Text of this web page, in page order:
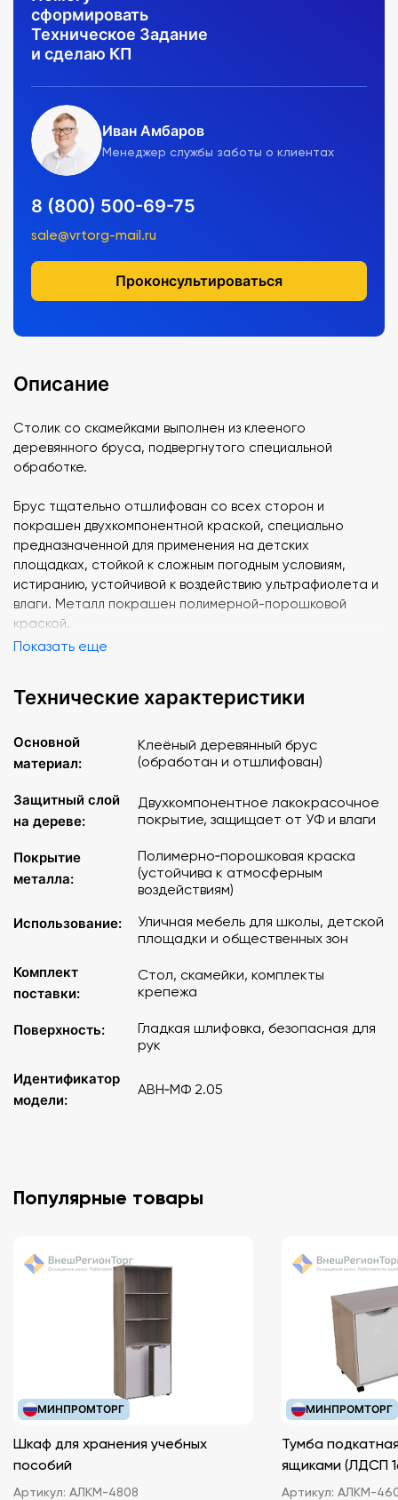
сформировать
Техническое Задание
и сделаю КП
Иван Амбаров
Менеджер службы заботы о клиентах
8 (800) 500-69-75
sale@vrtorg-mail.ru
Проконсультироваться
Описание
Столик со скамейками выполнен из клееного
деревянного бруса, подвергнутого специальной
обработке.
Брус тщательно отшлифован со всех сторон и
покрашен двухкомпонентной краской, специально
предназначенной для применения на детских
площадках, стойкой к сложным погодным условиям,
истиранию, устойчивой к воздействию ультрафиолета и
влаги. Металл покрашен полимерной-порошковой
краской.
Показать еще
Технические характеристики
Основной
материал:
Клеёный деревянный брус
(обработан и отшлифован)
Защитный слой
на дереве:
Двухкомпонентное лакокрасочное
покрытие, защищает от УФ и влаги
Покрытие
металла:
Полимерно‑порошковая краска
(устойчива к атмосферным
воздействиям)
Использование:
Уличная мебель для школы, детской
площадки и общественных зон
Комплект
поставки:
Стол, скамейки, комплекты
крепежа
Поверхность:
Гладкая шлифовка, безопасная для
рук
Идентификатор
модели:
АВН‑МФ 2.05
Популярные товары
МИНПРОМТОРГ
Шкаф для хранения учебных
пособий
Артикул: АЛКМ-4808
МИНПРОМТОРГ
Тумба
ящиками
Артикул: АЛКМ-